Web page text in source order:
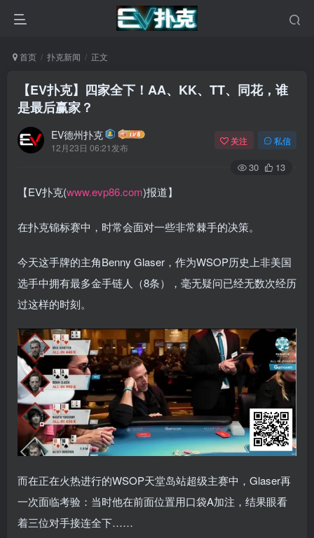
首页 扑克新闻 正文
【EV扑克】四家全下！AA、KK、TT、同花，谁
是最后赢家？
EV德州扑克
12月23日 06:21发布
关注 私信
30 13
【EV扑克(www.evp86.com)报道】
在扑克锦标赛中，时常会面对一些非常棘手的决策。
今天这手牌的主角Benny Glaser，作为WSOP历史上非美国
选手中拥有最多金手链人（8条），毫无疑问已经无数次经历
过这样的时刻。
而在正在火热进行的WSOP天堂岛站超级主赛中，Glaser再
一次面临考验：当时他在前面位置用口袋A加注，结果眼看
着三位对手接连全下……